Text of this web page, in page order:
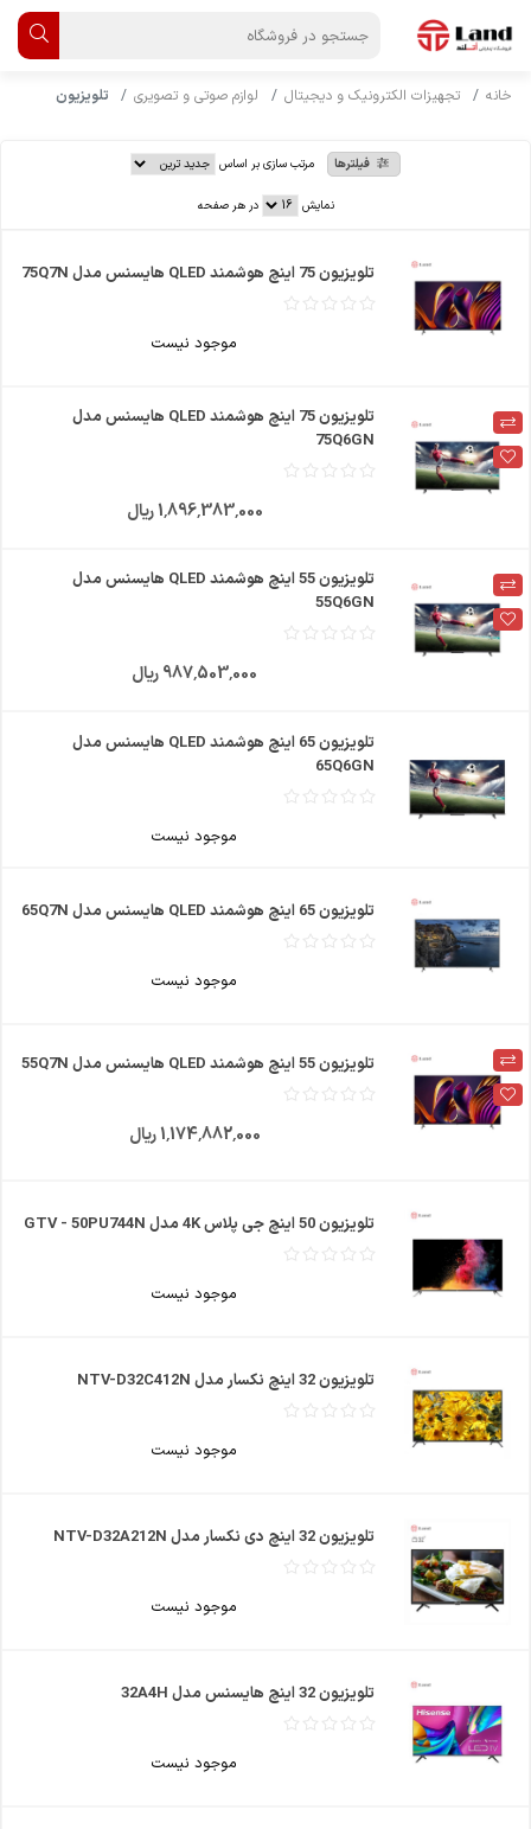
خانه تجهیزات الکترونیک و دیجیتال لوازم صوتی و تصویری تلویزیون
فیلترها مرتب سازی بر اساس
نمایش در هر صفحه
تلویزیون 75 اینچ هوشمند QLED هایسنس مدل 75Q7N
موجود نیست
تلویزیون 75 اینچ هوشمند QLED هایسنس مدل
75Q6GN
1٬896٬383٬000 ریال
تلویزیون 55 اینچ هوشمند QLED هایسنس مدل
55Q6GN
987٬503٬000 ریال
تلویزیون 65 اینچ هوشمند QLED هایسنس مدل
65Q6GN
موجود نیست
تلویزیون 65 اینچ هوشمند QLED هایسنس مدل 65Q7N
موجود نیست
تلویزیون 55 اینچ هوشمند QLED هایسنس مدل 55Q7N
1٬174٬882٬000 ریال
تلویزیون 50 اینچ جی پلاس 4K مدل GTV - 50PU744N
موجود نیست
تلویزیون 32 اینچ نکسار مدل NTV-D32C412N
موجود نیست
تلویزیون 32 اینچ دی نکسار مدل NTV-D32A212N
موجود نیست
تلویزیون 32 اینچ هایسنس مدل 32A4H
موجود نیست